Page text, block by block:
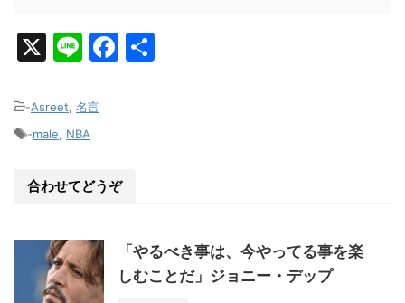
X
Li
e
F
o
k
-Asreet, 名言
-male, NBA
合わせてどうぞ
「やるべき事は、今やってる事を楽
しむことだ」ジョニー・デップ